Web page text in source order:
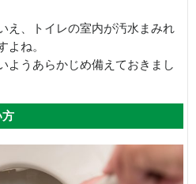
え、トイレの室内が汚水まみれ
よね。
ようあらかじめ備えておきまし
方